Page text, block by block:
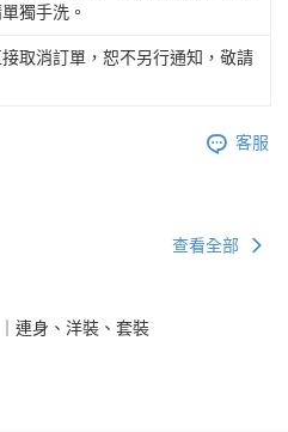
獨手洗。
取消訂單，恕不另行通知，敬請
客服
查看全部
｜連身、洋裝、套裝